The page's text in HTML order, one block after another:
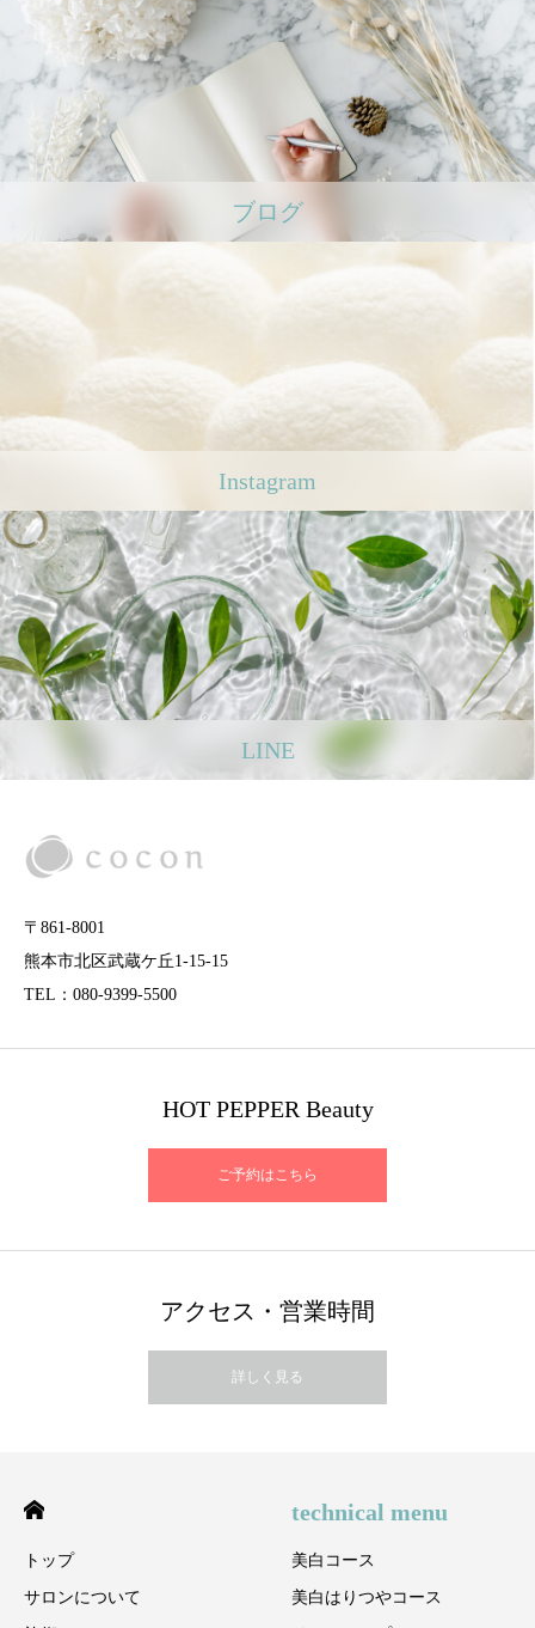
ブログ
Instagram
LINE
〒861-8001
熊本市北区武蔵ケ丘1-15-15
TEL：080-9399-5500
HOT PEPPER Beauty
ご予約はこちら
アクセス・営業時間
詳しく見る
トップ
サロンについて
technical menu
美白コース
美白はりつやコース